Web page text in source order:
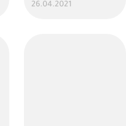
26.04.2021